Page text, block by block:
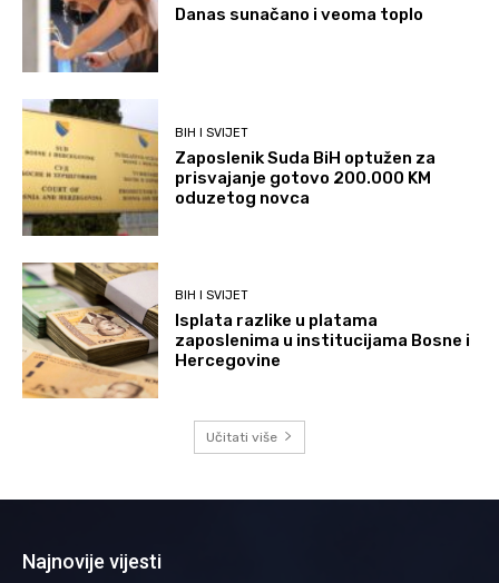
Danas sunačano i veoma toplo
BIH I SVIJET
Zaposlenik Suda BiH optužen za
prisvajanje gotovo 200.000 KM
oduzetog novca
BIH I SVIJET
Isplata razlike u platama
zaposlenima u institucijama Bosne i
Hercegovine
Učitati više
Najnovije vijesti